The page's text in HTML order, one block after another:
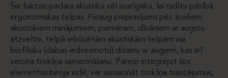
Šie faktori padara akustiku vēl svarīgāku, lai radītu pilnībā
ergonomiskas telpas. Pieaug pieprasījums pēc īpašiem
akustiskiem risinājumiem, piemēram, dīvāniem ar augstu
atzveltni, telpā iebūvētām akustiskām telpām vai
biofīlisku (dabas iedvesmotu) dizainu ar augiem, kas arī
veicina trokšņa samazināšanu. Pareizi integrējot šos
elementus biroja vidē, var samazināt trokšņa traucējumus,